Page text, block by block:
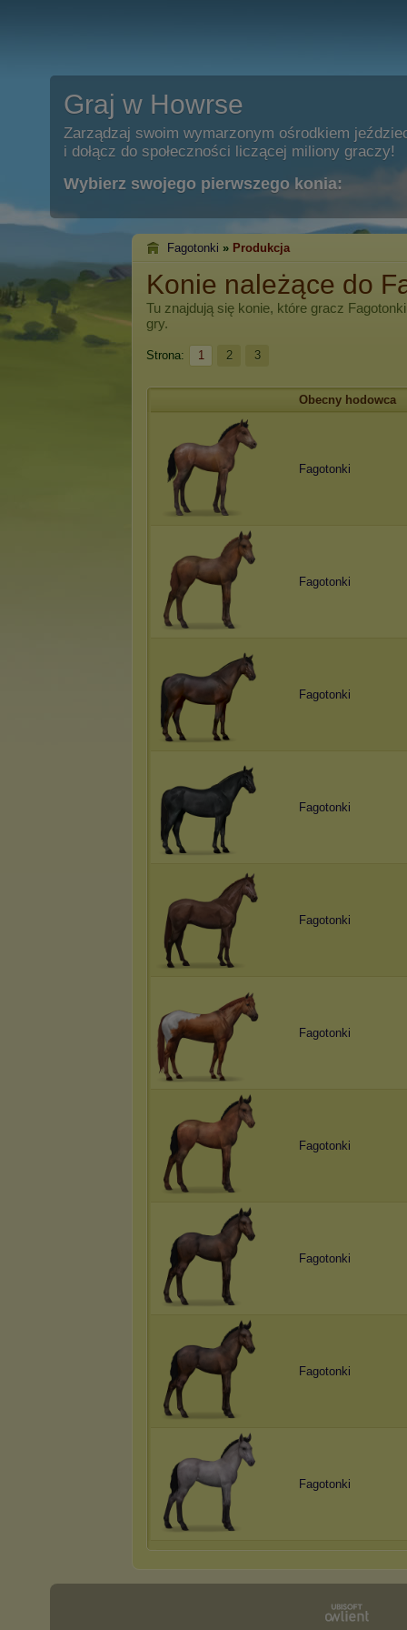
Graj w Howrse
Zarządzaj swoim wymarzonym ośrodkiem
i dołącz do społeczności liczącej miliony graczy!
Wybierz swojego pierwszego konia:
Fagotonki » Produkcja
Konie należące do
Tu znajdują się konie, które gracz Fagotonki
gry.
Strona: 1 2 3
Obecny hodowca
Fagotonki
Fagotonki
Fagotonki
Fagotonki
Fagotonki
Fagotonki
Fagotonki
Fagotonki
Fagotonki
Fagotonki